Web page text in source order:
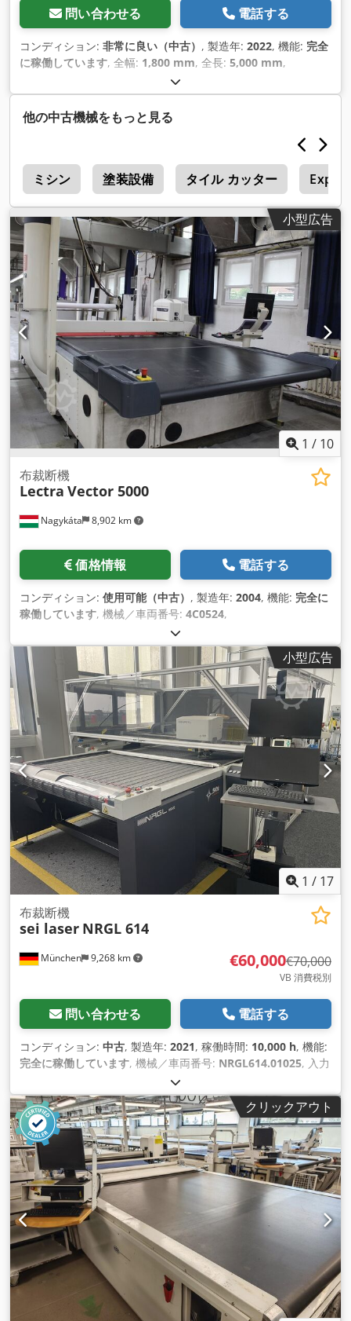
問い合わせる 電話する
コンディション: 非常に良い（中古） , 製造年: 2022, 機能: 完全
に稼働しています, 全幅: 1,800 mm, 全長: 5,000 mm,
他の中古機械をもっと見る
ミシン 塗装設備 タイル カッター Expert
小型広告
1 / 10
Nagykáta 8,902 km
布裁断機
Lectra Vector 5000
価格情報 電話する
コンディション: 使用可能（中古） , 製造年: 2004, 機能: 完全に
稼働しています, 機械／車両番号: 4C0524,
小型広告
1 / 17
München 9,268 km
布裁断機
sei laser NRGL 614
€60,000€70,000
VB 消費税別
問い合わせる 電話する
コンディション: 中古, 製造年: 2021, 稼働時間: 10,000 h, 機能:
完全に稼働しています, 機械／車両番号: NRGL614.01025, 入力
3,340 mm
電流:19 A,
クリックアウト